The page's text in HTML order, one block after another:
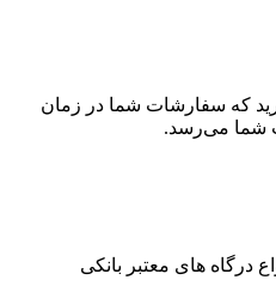
که سفارشات شما در زمان
شما می‌رسد.
درگاه های معتبر بانکی